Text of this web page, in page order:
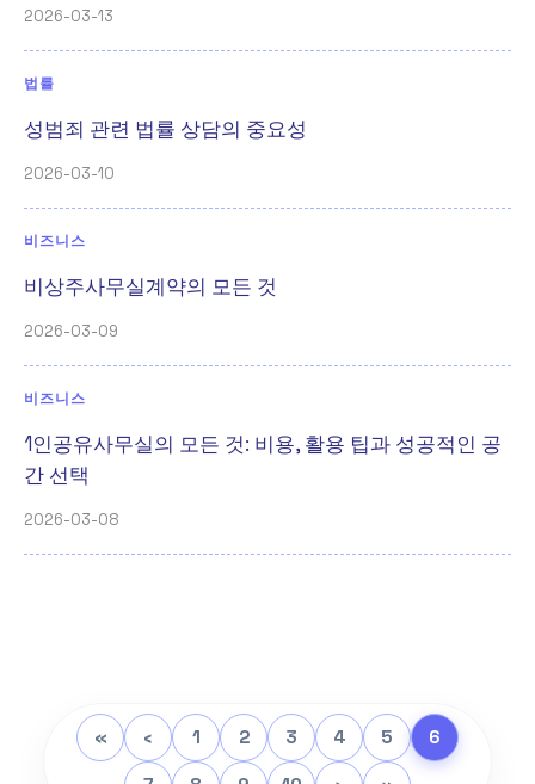
2026-03-13
법률
성범죄 관련 법률 상담의 중요성
2026-03-10
비즈니스
비상주사무실계약의 모든 것
2026-03-09
비즈니스
1인공유사무실의 모든 것: 비용, 활용 팁과 성공적인 공
간 선택
2026-03-08
« ‹ 1 2 3 4 5 6